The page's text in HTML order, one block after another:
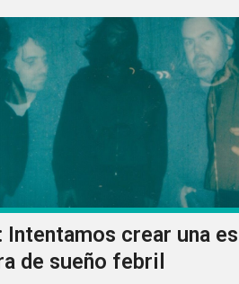
Intentamos crear una
de sueño febril